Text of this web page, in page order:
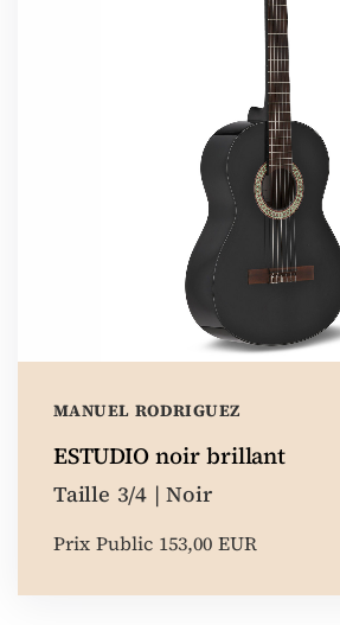
MANUEL RODRIGUEZ
ESTUDIO noir brillant
Taille 3/4 | Noir
Prix Public 153,00 EUR